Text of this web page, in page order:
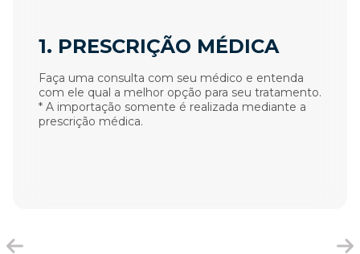
1. PRESCRIÇÃO MÉDICA
Faça uma consulta com seu médico e entenda
com ele qual a melhor opção para seu tratamento.
* A importação somente é realizada mediante a
prescrição médica.